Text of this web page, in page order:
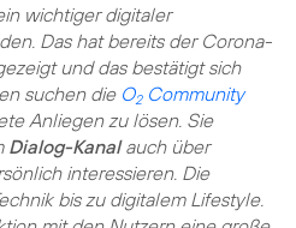
wichtiger digitaler
Das hat bereits der Corona-
und das bestätigt sich
suchen die O2Community
Anliegen zu lösen. Sie
Dialog-Kanalauch über
interessieren. Die
bis zu digitalem Lifestyle.